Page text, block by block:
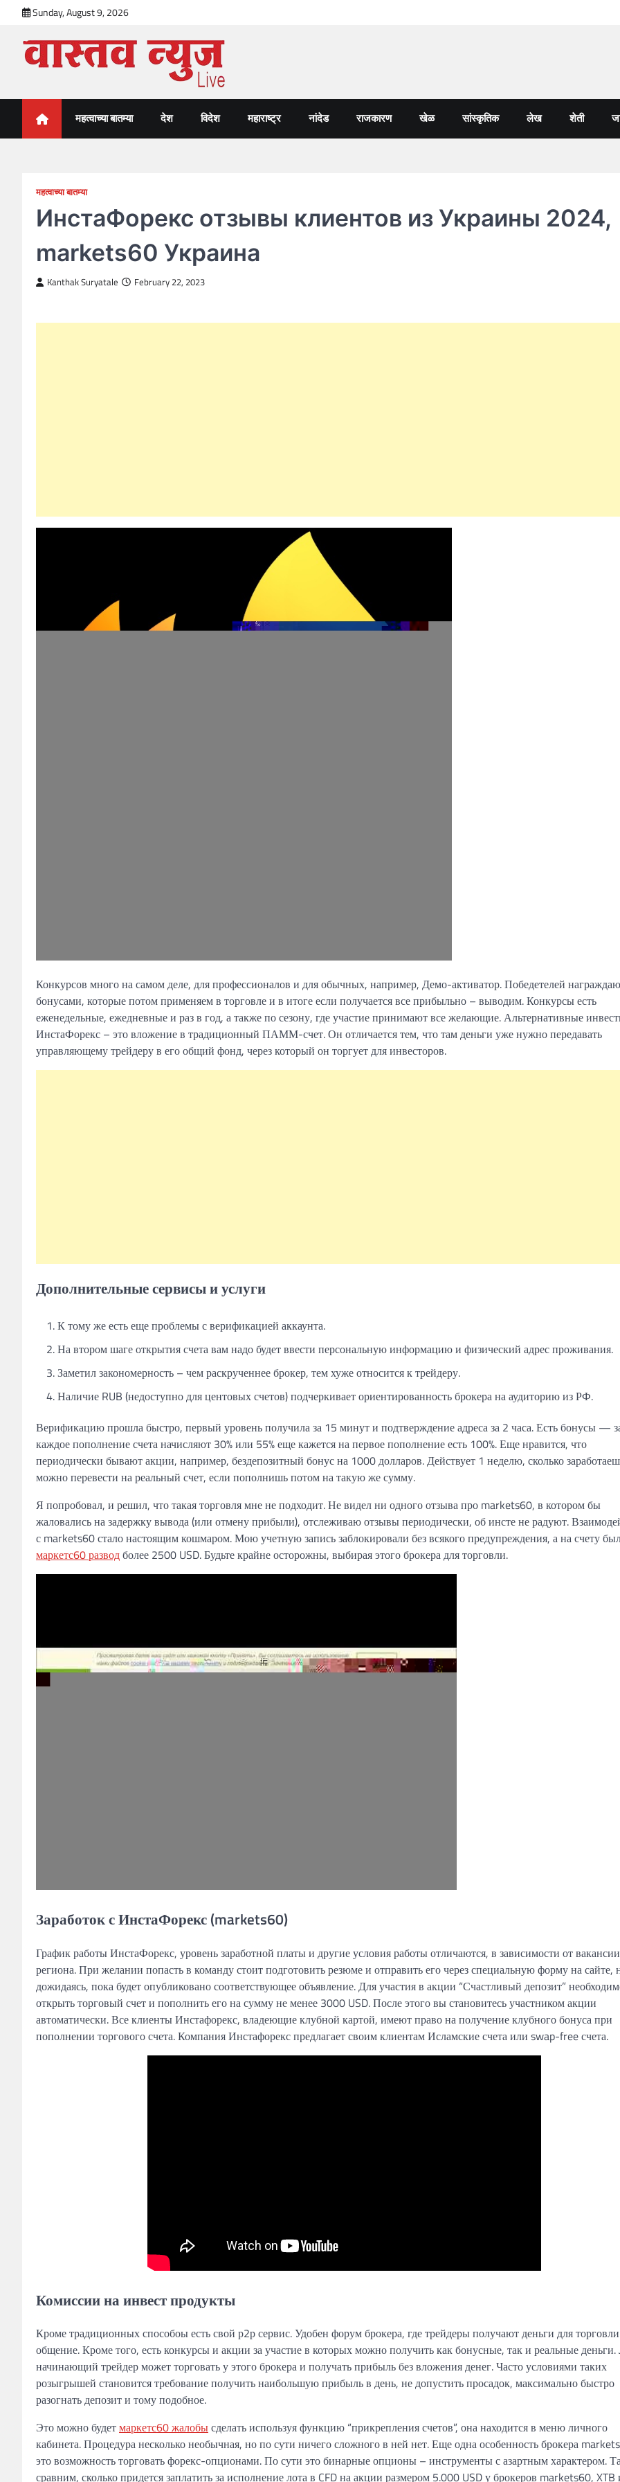
content
Sunday, August 9, 2026
VastavNEWSLive.com
महत्वाच्या बातम्या देश विदेश महाराष्ट्र नांदेड राजकारण खेळ सांस्कृतिक लेख शेती
महत्वाच्या बातम्या
ИнстаФорекс отзывы клиентов из Украины 2024,
markets60 Украина
Kanthak Suryatale February 22, 2023
Конкурсов много на самом деле, для профессионалов и для обычных, например, Демо-активатор. Победетелей
бонусами, которые потом применяем в торговле и в итоге если получается все прибыльно – выводим. Конкурсы есть
еженедельные, ежедневные и раз в год, а также по сезону, где участие принимают все желающие. Альтернативные
ИнстаФорекс – это вложение в традиционный ПАММ-счет. Он отличается тем, что там деньги уже нужно передавать
управляющему трейдеру в его общий фонд, через который он торгует для инвесторов.
Дополнительные сервисы и услуги
К тому же есть еще проблемы с верификацией аккаунта.
На втором шаге открытия счета вам надо будет ввести персональную информацию и физический адрес проживания.
Заметил закономерность – чем раскрученнее брокер, тем хуже относится к трейдеру.
Наличие RUB (недоступно для центовых счетов) подчеркивает ориентированность брокера на аудиторию из РФ.
Верификацию прошла быстро, первый уровень получила за 15 минут и подтверждение адреса за 2 часа. Есть бонусы —
каждое пополнение счета начисляют 30% или 55% еще кажется на первое пополнение есть 100%. Еще нравится, что
периодически бывают акции, например, бездепозитный бонус на 1000 долларов. Действует 1 неделю, сколько
можно перевести на реальный счет, если пополнишь потом на такую же сумму.
Я попробовал, и решил, что такая торговля мне не подходит. Не видел ни одного отзыва про markets60, в котором бы
жаловались на задержку вывода (или отмену прибыли), отслеживаю отзывы периодически, об инсте не радуют.
с markets60 стало настоящим кошмаром. Мою учетную запись заблокировали без всякого предупреждения, а на счету
маркетс60 разводболее 2500 USD. Будьте крайне осторожны, выбирая этого брокера для торговли.
Заработок с ИнстаФорекс (markets60)
График работы ИнстаФорекс, уровень заработной платы и другие условия работы отличаются, в зависимости от
региона. При желании попасть в команду стоит подготовить резюме и отправить его через специальную форму на сайте,
дожидаясь, пока будет опубликовано соответствующее объявление. Для участия в акции “Счастливый депозит”
открыть торговый счет и пополнить его на сумму не менее 3000 USD. После этого вы становитесь участником акции
автоматически. Все клиенты Инстафорекс, владеющие клубной картой, имеют право на получение клубного бонуса при
пополнении торгового счета. Компания Инстафорекс предлагает своим клиентам Исламские счета или swap-free счета.
Комиссии на инвест продукты
Кроме традиционных способоы есть свой р2р сервис. Удобен форум брокера, где трейдеры получают деньги для
общение. Кроме того, есть конкурсы и акции за участие в которых можно получить как бонусные, так и реальные
начинающий трейдер может торговать у этого брокера и получать прибыль без вложения денег. Часто условиями таких
розыгрышей становится требование получить наибольшую прибыль в день, не допустить просадок, максимально быстро
разогнать депозит и тому подобное.
Это можно будетмаркетс60 жалобысделать используя функцию “прикрепления счетов”, она находится в меню личного
кабинета. Процедура несколько необычная, но по сути ничего сложного в ней нет. Еще одна особенность брокера
это возможность торговать форекс-опционами. По сути это бинарные опционы – инструменты с азартным характером.
сравним, сколько придется заплатить за исполнение лота в CFD на акции размером 5.000 USD у брокеров markets60, XTB